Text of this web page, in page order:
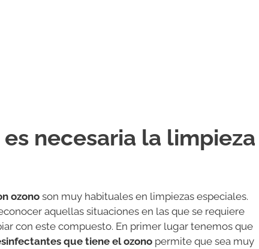
es necesaria la limpieza
ozono son muy habituales en limpiezas especiales.
aquellas situaciones en las que se requiere
con este compuesto. En primer lugar tenemos que
que tiene el ozono permite que sea muy